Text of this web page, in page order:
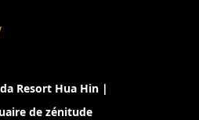
Resort Hua Hin |
de zénitude